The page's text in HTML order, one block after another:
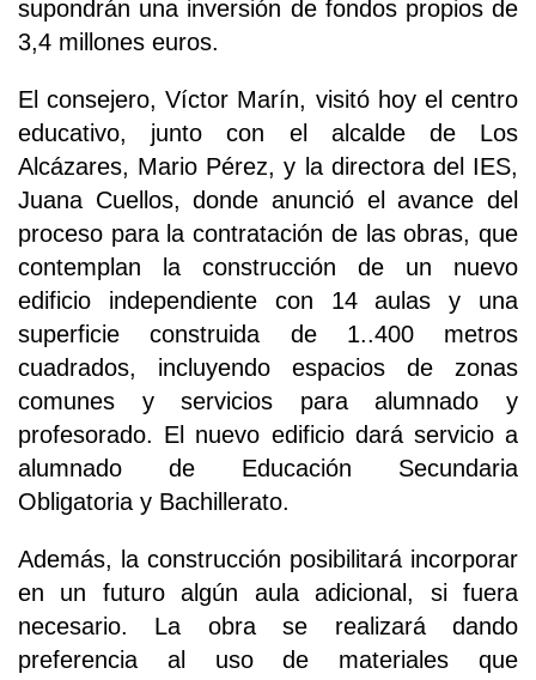
supondrán una inversión de fondos propios de
3,4 millones euros.
El consejero, Víctor Marín, visitó hoy el centro
educativo, junto con el alcalde de Los
Alcázares, Mario Pérez, y la directora del IES,
Juana Cuellos, donde anunció el avance del
proceso para la contratación de las obras, que
contemplan la construcción de un nuevo
edificio independiente con 14 aulas y una
superficie construida de 1..400 metros
cuadrados, incluyendo espacios de zonas
comunes y servicios para alumnado y
profesorado. El nuevo edificio dará servicio a
alumnado de Educación Secundaria
Obligatoria y Bachillerato.
Además, la construcción posibilitará incorporar
en un futuro algún aula adicional, si fuera
necesario. La obra se realizará dando
preferencia al uso de materiales que